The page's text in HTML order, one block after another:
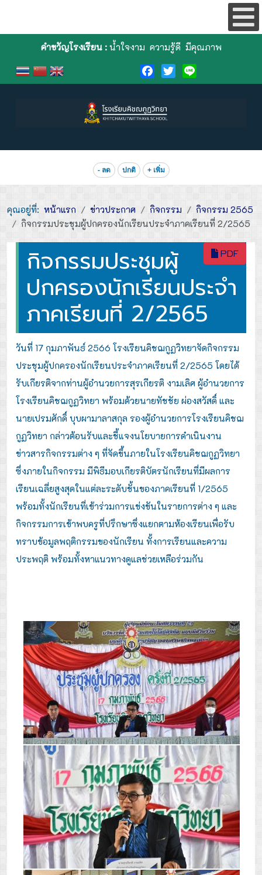
คำขวัญโรงเรียน :น้ำใจงาม ความรู้ดี มีคุณภาพ
Facebook
TwitterLine
- ลด ปกติ + เพิ่ม
คุณอยู่ที่: หน้าแรก ข่าวประกาศ กิจกรรม
กิจกรรม 2565
กิจกรรมประชุมผู้ปกครองนักเรียนประจำภาคเรียนที่ 2/2565
PDF
กิจกรรมประชุมผู้
ปกครองนักเรียนประจำ
ภาคเรียนที่ 2/2565
วันที่ 17 กุมภาพันธ์ 2566 โรงเรียนคิชฌกูฏวิทยาจัดกิจกรรม
ประชุมผู้ปกครองนักเรียนประจำภาคเรียนที่ 2/2565 โดยได้
รับเกียรติจากท่านผู้อำนวยการสุรเกียรติ งามเลิศ ผู้อำนวยการ
โรงเรียนคิชฌกูฏวิทยา พร้อมด้วยนายทัชชัย ผ่องสวัสดิ์ และ
นายเปรมศักดิ์ บุบผามาลาสกุล รองผู้อำนวยการโรงเรียนคิชฌ
กูฏวิทยา กล่าวต้อนรับและชี้แจงนโยบายการดำเนินงาน
ข่าวสารกิจกรรมต่าง ๆ ที่จัดขึ้นภายในโรงเรียนคิชฌกูฏวิทยา
ซึ่งภายในกิจกรรม มีพิธีมอบเกียรติบัตรนักเรียนที่มีผลการ
เรียนเฉลี่ยสูงสุดในแต่ละระดับชั้นของภาคเรียนที่ 1/2565
พร้อมทั้งนักเรียนที่เข้าร่วมการแข่งขันในรายการต่าง ๆ และ
กิจกรรมการเข้าพบครูที่ปรึกษาซึ่งแยกตามห้องเรียนเพื่อรับ
ทราบข้อมูลพฤติกรรมของนักเรียน ทั้งการเรียนและความ
ประพฤติ พร้อมทั้งหาแนวทางดูแลช่วยเหลือร่วมกัน